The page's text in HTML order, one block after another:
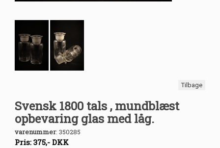
Tilbage
Svensk 1800 tals , mundblæst
opbevaring glas med låg.
varenummer: 350285
Pris: 375,- DKK